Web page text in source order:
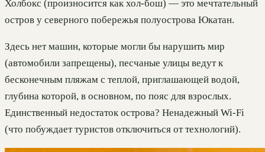
Холбокс (произносится как хол-бош) — это мечтательный
остров у северного побережья полуострова Юкатан.
Здесь нет машин, которые могли бы нарушить мир
(автомобили запрещены), песчаные улицы ведут к
бесконечным пляжам с теплой, приглашающей водой,
глубина которой, в основном, по пояс для взрослых.
Единственный недостаток острова? Ненадежный Wi-Fi
(что побуждает туристов отключиться от технологий).